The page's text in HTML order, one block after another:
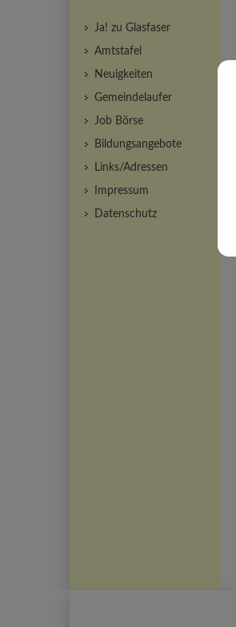
Ja! zu Glasfaser
Amtstafel
Neuigkeiten
Gemeindelaufer
Job Börse
Bildungsangebote
Links/Adressen
Impressum
Datenschutz